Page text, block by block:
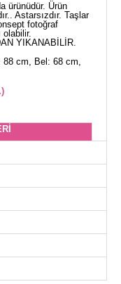
ürünüdür. Ürün
Astarsızdır. Taşlar
fotoğraf
olabilir.
YIKANABİLİR.
88 cm, Bel: 68 cm,
77
77